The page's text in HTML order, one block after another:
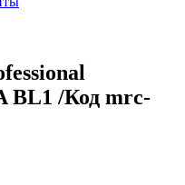
BL1 /Код mrc-